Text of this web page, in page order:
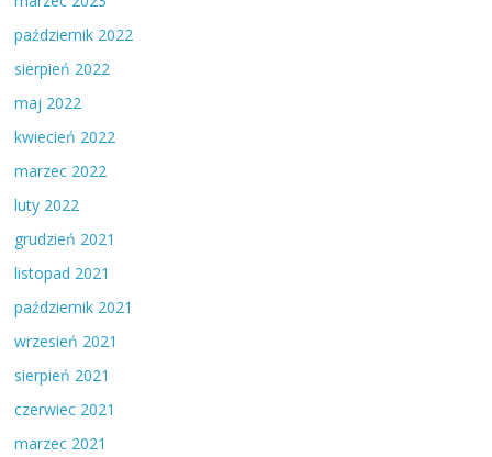
październik 2022
sierpień 2022
maj 2022
kwiecień 2022
marzec 2022
luty 2022
grudzień 2021
listopad 2021
październik 2021
wrzesień 2021
sierpień 2021
czerwiec 2021
marzec 2021